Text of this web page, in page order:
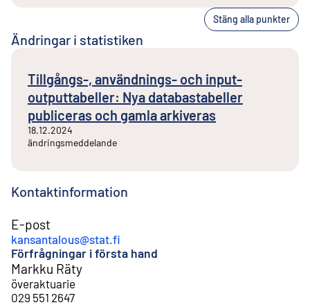
Stäng alla punkter
Ändringar i statistiken
Tillgångs-, användnings- och input-
outputtabeller: Nya databastabeller
publiceras och gamla arkiveras
18.12.2024
ändringsmeddelande
Kontaktinformation
E-post
kansantalous@stat.fi
Förfrågningar i första hand
Markku Räty
överaktuarie
029 551 2647